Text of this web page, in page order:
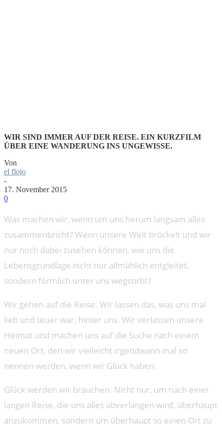
WIR SIND IMMER AUF DER REISE. EIN KURZFILM
ÜBER EINE WANDERUNG INS UNGEWISSE.
Von
el flojo
-
17. November 2015
0
Was machen wir, wenn um uns herum langsam alles
zusammenbricht? Wenn unsere Welt bröckelt und wir
nur noch dabei zusehen können, wie uns die
Lebensgrundlage nicht nur allmählich entgleitet,
sondern förmlich unter uns wegstirbt?
Wir gehen auf die Reise. Wir lassen das, was uns mal
lieb und teuer war, hinter uns. Wir verlassen unsere
Heimat und machen uns auf die Suche nach einem
neuen Ort, den wir vielleicht irgendwann mal so
nennen werden, wenn wir Glück haben.
Glück werden wir brauchen. Nicht nur, um nach einer
langen Reise, die uns alles abverlangen wird, überhaupt
anzukommen, sondern um überhaupt so einen Ort zu